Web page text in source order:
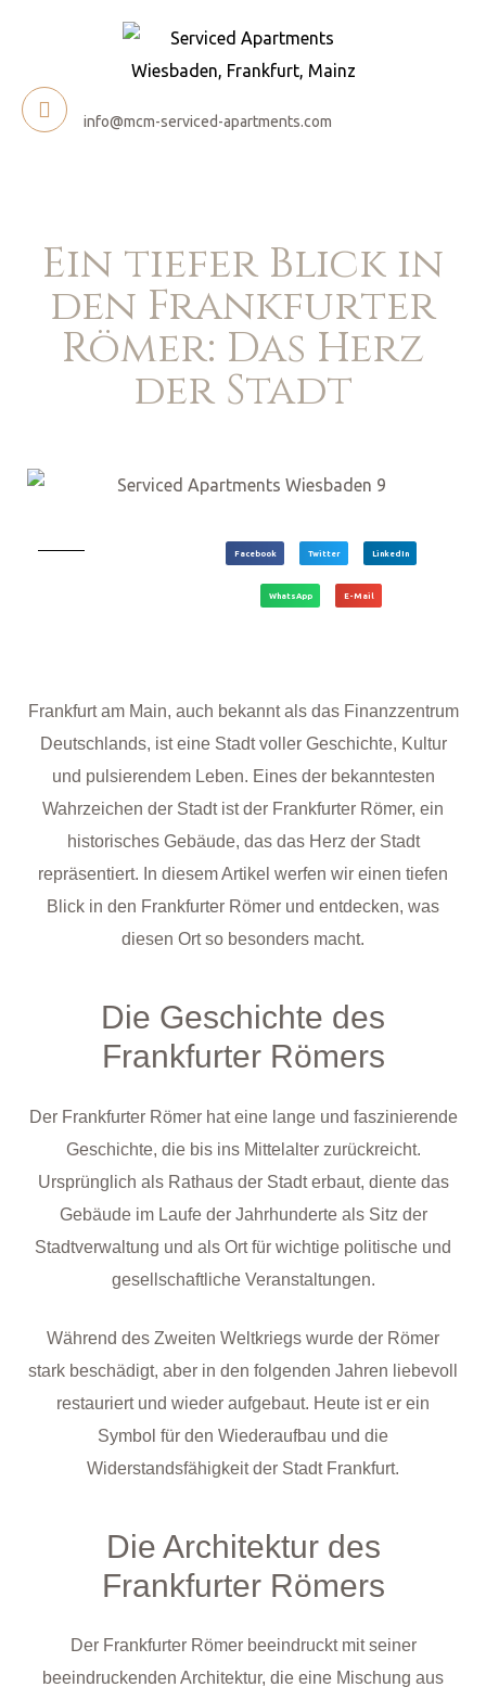
info@mcm-serviced-apartments.com
Ein tiefer Blick in
den Frankfurter
Römer: Das Herz
der Stadt
Facebook Twitter LinkedIn
WhatsApp E-Mail
Frankfurt am Main, auch bekannt als das Finanzzentrum
Deutschlands, ist eine Stadt voller Geschichte, Kultur
und pulsierendem Leben. Eines der bekanntesten
Wahrzeichen der Stadt ist der Frankfurter Römer, ein
historisches Gebäude, das das Herz der Stadt
repräsentiert. In diesem Artikel werfen wir einen tiefen
Blick in den Frankfurter Römer und entdecken, was
diesen Ort so besonders macht.
Die Geschichte des
Frankfurter Römers
Der Frankfurter Römer hat eine lange und faszinierende
Geschichte, die bis ins Mittelalter zurückreicht.
Ursprünglich als Rathaus der Stadt erbaut, diente das
Gebäude im Laufe der Jahrhunderte als Sitz der
Stadtverwaltung und als Ort für wichtige politische und
gesellschaftliche Veranstaltungen.
Während des Zweiten Weltkriegs wurde der Römer
stark beschädigt, aber in den folgenden Jahren liebevoll
restauriert und wieder aufgebaut. Heute ist er ein
Symbol für den Wiederaufbau und die
Widerstandsfähigkeit der Stadt Frankfurt.
Die Architektur des
Frankfurter Römers
Der Frankfurter Römer beeindruckt mit seiner
beeindruckenden Architektur, die eine Mischung aus